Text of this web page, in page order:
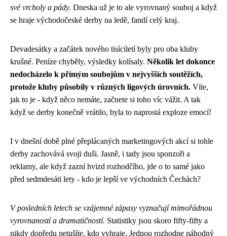
své vrcholy a pády. Dneska už je to ale vyrovnaný souboj a když
se hraje východočeské derby na ledě, fandí celý kraj.
Devadesátky a začátek nového tisíciletí byly pro oba kluby
krušné. Peníze chyběly, výsledky kolísaly. Několik let dokonce
nedocházelo k přímým soubojům v nejvyšších soutěžích,
protože kluby působily v různých ligových úrovních. Víte,
jak to je - když něco nemáte, začnete si toho víc vážit. A tak
když se derby konečně vrátilo, byla to naprostá exploze emocí!
I v dnešní době plné přeplácaných marketingových akcí si tohle
derby zachovává svoji duši. Jasně, i tady jsou sponzoři a
reklamy, ale když zazní hvizd rozhodčího, jde o to samé jako
před sedmdesáti lety - kdo je lepší ve východních Čechách?
V posledních letech se vzájemné zápasy vyznačují mimořádnou
vyrovnaností a dramatičností. Statistiky jsou skoro fifty-fifty a
nikdy dopředu netušíte, kdo vyhraje. Jednou rozhodne náhodný